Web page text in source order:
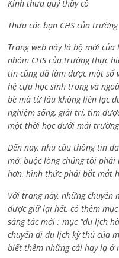
Kính thưa quý thầy cô
Thưa các bạn CHS của trường
Trang web này là bộ mới
nhóm CHS của trường thực
tin cũng đã làm được một số
hệ cựu học sinh trong và
bè mà từ lâu không liên lạc
nghiệm sống, giải trí, tìm
một thời học dưới mái
Đến nay, nhu cầu thông tin
mở, buộc lòng chúng tôi
hơn, hình thức phải bắt mắt
Với trang này, những chuyên
được giữ lại hết, có thêm
sáng tác mới ; mục “du lịch
chuyến đi du lịch kỳ thú của
biết thêm những cái hay lạ ở